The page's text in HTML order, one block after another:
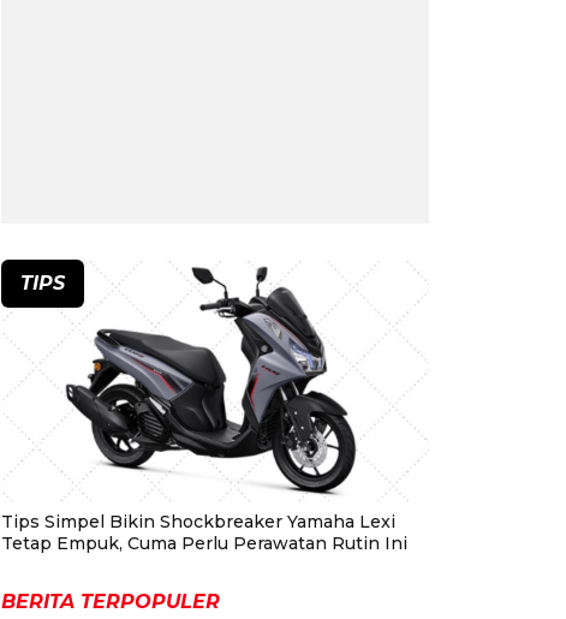
TIPS
Tips Simpel Bikin Shockbreaker Yamaha Lexi
Tetap Empuk, Cuma Perlu Perawatan Rutin Ini
BERITA TERPOPULER